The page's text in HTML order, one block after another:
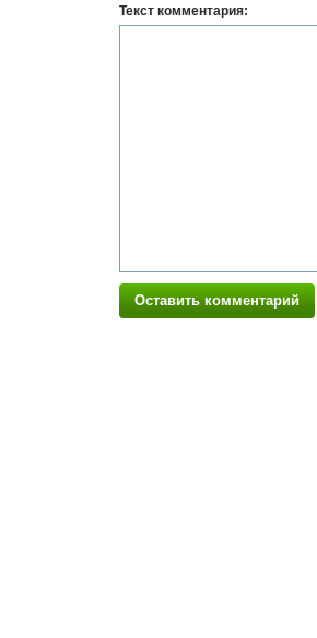
Текст комментария:
Оставить комментарий